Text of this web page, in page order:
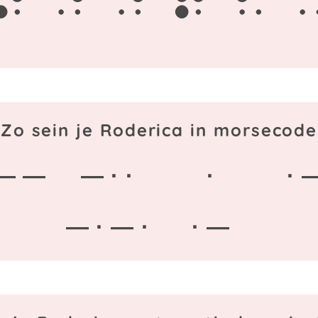
Zo sein je Roderica in morsecode
— — · · · ·
— · — ·
· —